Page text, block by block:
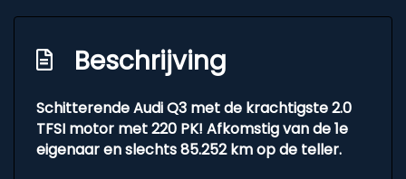
S-line exterieur
Sportvelgen
Stoelverwarming
Overige
1e eigenaar
Beschrijving
Schitterende Audi Q3 met de krachtigste 2.0
TFSI motor met 220 PK! Afkomstig van de 1e
eigenaar en slechts 85.252 km op de teller.